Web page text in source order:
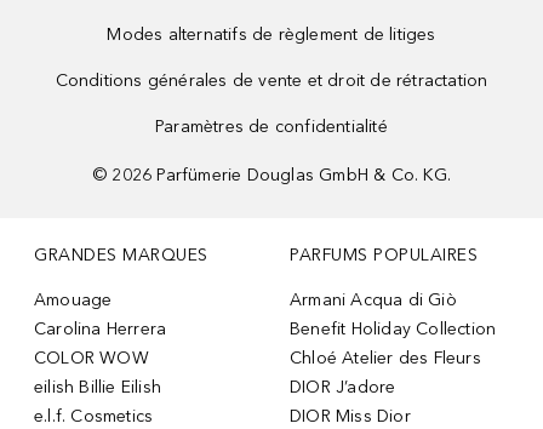
Modes alternatifs de règlement de litiges
Conditions générales de vente et droit de rétractation
Paramètres de confidentialité
© 2026 Parfümerie Douglas GmbH & Co. KG.
GRANDES MARQUES
Amouage
Carolina Herrera
COLOR WOW
eilish Billie Eilish
e.l.f. Cosmetics
PARFUMS POPULAIRES
Armani Acqua di Giò
Benefit Holiday Collection
Chloé Atelier des Fleurs
DIOR J’adore
DIOR Miss Dior